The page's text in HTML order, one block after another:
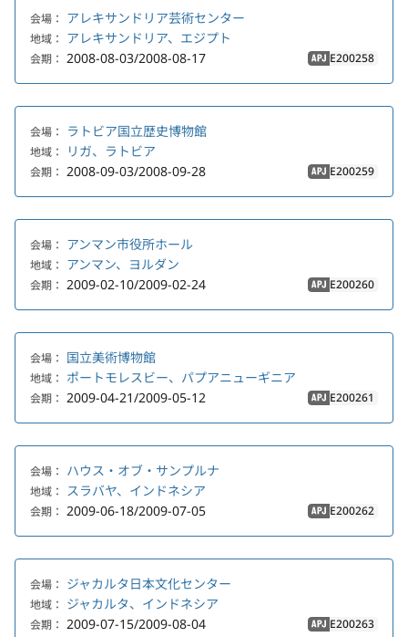
会場： アレキサンドリア芸術センター
地域： アレキサンドリア、エジプト
会期： 2008-08-03/2008-08-17 APJ E200258
会場： ラトビア国立歴史博物館
地域： リガ、ラトビア
会期： 2008-09-03/2008-09-28 APJ E200259
会場： アンマン市役所ホール
地域： アンマン、ヨルダン
会期： 2009-02-10/2009-02-24 APJ E200260
会場： 国立美術博物館
地域： ポートモレスビー、パプアニューギニア
会期： 2009-04-21/2009-05-12 APJ E200261
会場： ハウス・オブ・サンプルナ
地域： スラバヤ、インドネシア
会期： 2009-06-18/2009-07-05 APJ E200262
会場： ジャカルタ日本文化センター
地域： ジャカルタ、インドネシア
会期： 2009-07-15/2009-08-04 APJ E200263